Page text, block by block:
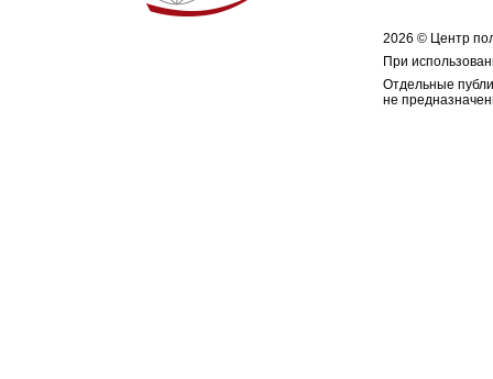
2026 © Центр
При
Отдельные
не